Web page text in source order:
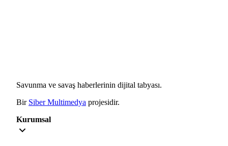
Savunma ve savaş haberlerinin dijital tabyası.
Bir Siber Multimedya projesidir.
Kurumsal